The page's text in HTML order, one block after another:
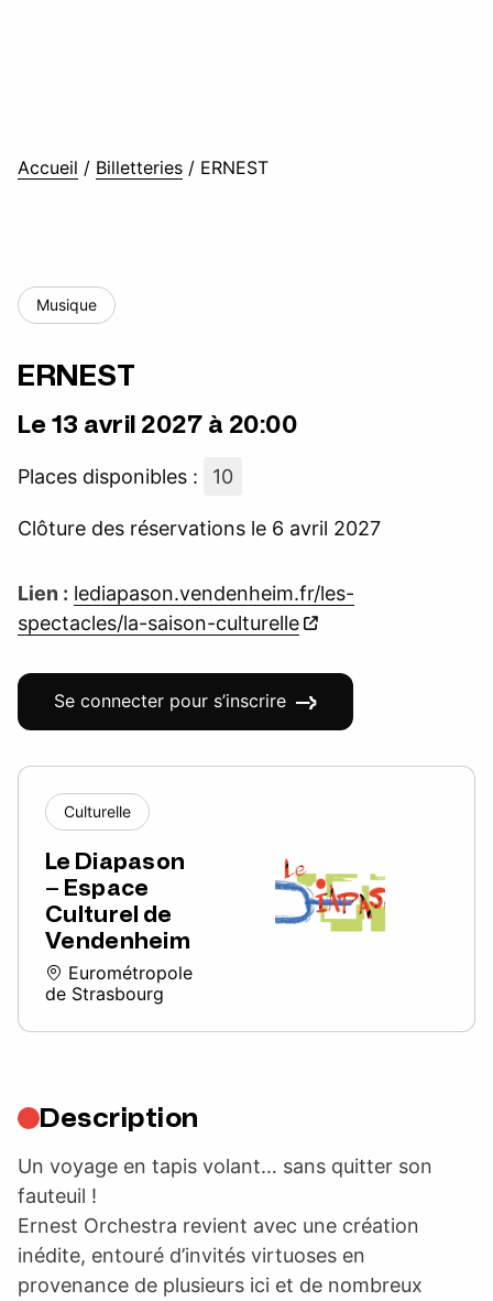
Accueil / Billetteries / ERNEST
Musique
ERNEST
Le 13 avril 2027 à 20:00
Places disponibles : 10
Clôture des réservations le 6 avril 2027
Lien : lediapason.vendenheim.fr/les-
spectacles/la-saison-culturelle
Se connecter pour s’inscrire
Culturelle
Le Diapason
– Espace
Culturel de
Vendenheim
Eurométropole
de Strasbourg
Description
Un voyage en tapis volant… sans quitter son
fauteuil !
Ernest Orchestra revient avec une création
inédite, entouré d’invités virtuoses en
provenance de plusieurs ici et de nombreux